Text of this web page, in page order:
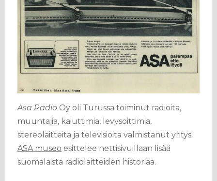
Asa Radio Oy oli Turussa toiminut radioita,
muuntajia, kaiuttimia, levysoittimia,
stereolaitteita ja televisioita valmistanut yritys.
ASA museo esittelee nettisivuillaan lisää
suomalaista radiolaitteiden historiaa.